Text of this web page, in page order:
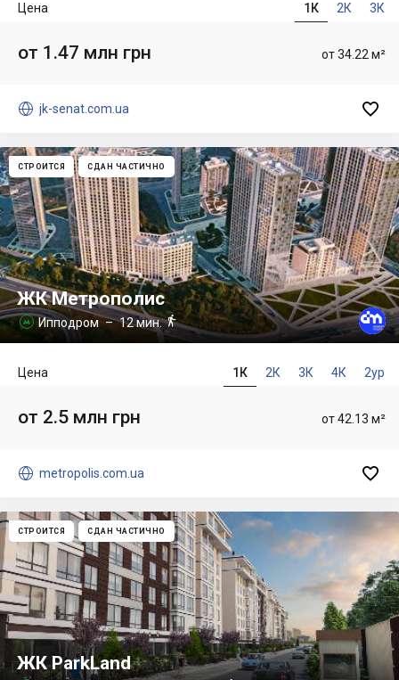
1К 2К 3К
Цена
от 34.22 м²
от 1.47 млн грн
 jk-senat.com.ua 
СТРОИТСЯ СДАН ЧАСТИЧНО
ЖК Метрополис
 Ипподром– 12 мин.
1К 2К 3К 4К 2ур
Цена
от 42.13 м²
от 2.5 млн грн
 metropolis.com.ua 
СТРОИТСЯ СДАН ЧАСТИЧНО
ЖК ParkLand